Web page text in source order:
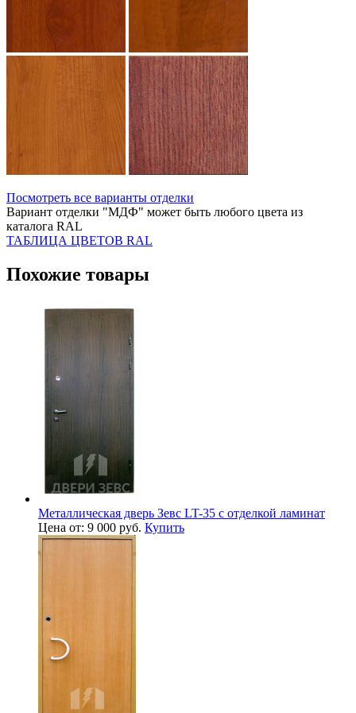
Посмотреть все варианты отделки
Вариант отделки "МДФ" может быть любого цвета из
каталога RAL
ТАБЛИЦА ЦВЕТОВ RAL
Похожие товары
Металлическая дверь Зевс LT-35 с отделкой ламинат
Цена от: 9 000 руб. Купить